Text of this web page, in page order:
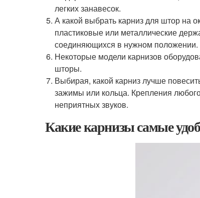
легких занавесок.
А какой выбрать карниз для штор на
пластиковые или металлические
соединяющихся в нужном положении.
Некоторые модели карнизов
шторы.
Выбирая, какой карниз лучше
зажимы или кольца. Крепления
неприятных звуков.
Какие карнизы самые